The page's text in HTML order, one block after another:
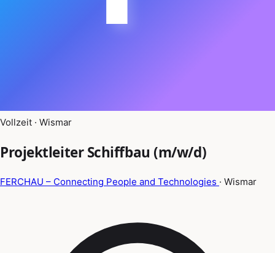
Vollzeit · Wismar
Projektleiter Schiffbau (m/w/d)
FERCHAU – Connecting People and Technologies · Wismar